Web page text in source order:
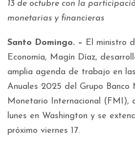
13 de octubre con la
monetarias y financieras
Santo Domingo. – El ministro
Economía, Magín Díaz,
amplia agenda de trabajo en
Anuales 2025 del Grupo Banco
Monetario Internacional (FMI),
lunes en Washington y se
próximo viernes 17.